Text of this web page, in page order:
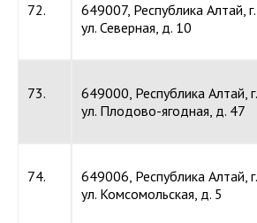
72.
649007, Республика Алтай,
ул. Северная, д. 10
73.
649000, Республика Алтай,
ул. Плодово-ягодная, д. 47
74.
649006, Республика Алтай,
ул. Комсомольская, д. 5